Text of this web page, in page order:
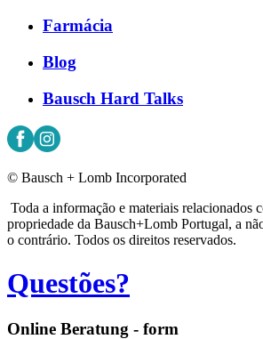
Farmácia
Blog
Bausch Hard Talks
© Bausch + Lomb Incorporated
Toda a informação e materiais relacionados
propriedade da Bausch+Lomb Portugal, a
o contrário. Todos os direitos reservados.
Questões?
Online Beratung - form